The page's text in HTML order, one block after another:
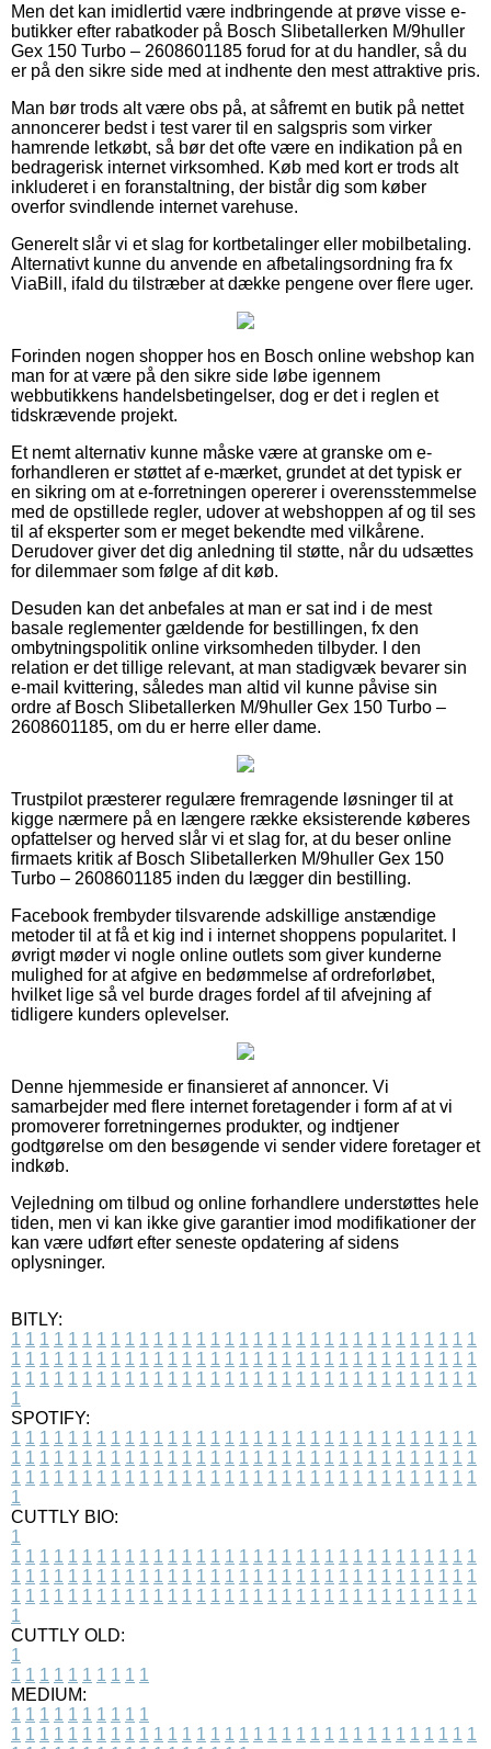
Men det kan imidlertid være indbringende at prøve visse e-
butikker efter rabatkoder på Bosch Slibetallerken M/9huller
Gex 150 Turbo – 2608601185 forud for at du handler, så du
er på den sikre side med at indhente den mest attraktive pris.
Man bør trods alt være obs på, at såfremt en butik på nettet
annoncerer bedst i test varer til en salgspris som virker
hamrende letkøbt, så bør det ofte være en indikation på en
bedragerisk internet virksomhed. Køb med kort er trods alt
inkluderet i en foranstaltning, der bistår dig som køber
overfor svindlende internet varehuse.
Generelt slår vi et slag for kortbetalinger eller mobilbetaling.
Alternativt kunne du anvende en afbetalingsordning fra fx
ViaBill, ifald du tilstræber at dække pengene over flere uger.
Forinden nogen shopper hos en Bosch online webshop kan
man for at være på den sikre side løbe igennem
webbutikkens handelsbetingelser, dog er det i reglen et
tidskrævende projekt.
Et nemt alternativ kunne måske være at granske om e-
forhandleren er støttet af e-mærket, grundet at det typisk er
en sikring om at e-forretningen opererer i overensstemmelse
med de opstillede regler, udover at webshoppen af og til ses
til af eksperter som er meget bekendte med vilkårene.
Derudover giver det dig anledning til støtte, når du udsættes
for dilemmaer som følge af dit køb.
Desuden kan det anbefales at man er sat ind i de mest
basale reglementer gældende for bestillingen, fx den
ombytningspolitik online virksomheden tilbyder. I den
relation er det tillige relevant, at man stadigvæk bevarer sin
e-mail kvittering, således man altid vil kunne påvise sin
ordre af Bosch Slibetallerken M/9huller Gex 150 Turbo –
2608601185, om du er herre eller dame.
Trustpilot præsterer regulære fremragende løsninger til at
kigge nærmere på en længere række eksisterende køberes
opfattelser og herved slår vi et slag for, at du beser online
firmaets kritik af Bosch Slibetallerken M/9huller Gex 150
Turbo – 2608601185 inden du lægger din bestilling.
Facebook frembyder tilsvarende adskillige anstændige
metoder til at få et kig ind i internet shoppens popularitet. I
øvrigt møder vi nogle online outlets som giver kunderne
mulighed for at afgive en bedømmelse af ordreforløbet,
hvilket lige så vel burde drages fordel af til afvejning af
tidligere kunders oplevelser.
Denne hjemmeside er finansieret af annoncer. Vi
samarbejder med flere internet foretagender i form af at vi
promoverer forretningernes produkter, og indtjener
godtgørelse om den besøgende vi sender videre foretager et
indkøb.
Vejledning om tilbud og online forhandlere understøttes hele
tiden, men vi kan ikke give garantier imod modifikationer der
kan være udført efter seneste opdatering af sidens
oplysninger.
BITLY:
1 1 1 1 1 1 1 1 1 1 1 1 1 1 1 1 1 1 1 1 1 1 1 1 1 1 1 1 1 1 1 1 1
1 1 1 1 1 1 1 1 1 1 1 1 1 1 1 1 1 1 1 1 1 1 1 1 1 1 1 1 1 1 1 1 1
1 1 1 1 1 1 1 1 1 1 1 1 1 1 1 1 1 1 1 1 1 1 1 1 1 1 1 1 1 1 1 1 1
1
SPOTIFY:
1 1 1 1 1 1 1 1 1 1 1 1 1 1 1 1 1 1 1 1 1 1 1 1 1 1 1 1 1 1 1 1 1
1 1 1 1 1 1 1 1 1 1 1 1 1 1 1 1 1 1 1 1 1 1 1 1 1 1 1 1 1 1 1 1 1
1 1 1 1 1 1 1 1 1 1 1 1 1 1 1 1 1 1 1 1 1 1 1 1 1 1 1 1 1 1 1 1 1
1
CUTTLY BIO:
1
1 1 1 1 1 1 1 1 1 1 1 1 1 1 1 1 1 1 1 1 1 1 1 1 1 1 1 1 1 1 1 1 1
1 1 1 1 1 1 1 1 1 1 1 1 1 1 1 1 1 1 1 1 1 1 1 1 1 1 1 1 1 1 1 1 1
1 1 1 1 1 1 1 1 1 1 1 1 1 1 1 1 1 1 1 1 1 1 1 1 1 1 1 1 1 1 1 1 1
1
CUTTLY OLD:
1
1 1 1 1 1 1 1 1 1 1
MEDIUM:
1 1 1 1 1 1 1 1 1 1
1 1 1 1 1 1 1 1 1 1 1 1 1 1 1 1 1 1 1 1 1 1 1 1 1 1 1 1 1 1 1 1 1